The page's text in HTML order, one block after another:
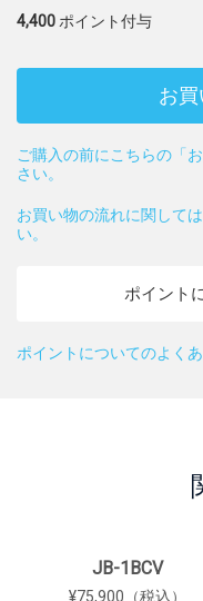
4,400 ポイント付与
お
ご購入の前にこちらの「
さい。
お買い物の流れに関して
い。
ポイント
ポイントについてのよく
JB-1BCV
¥75,900（税込）